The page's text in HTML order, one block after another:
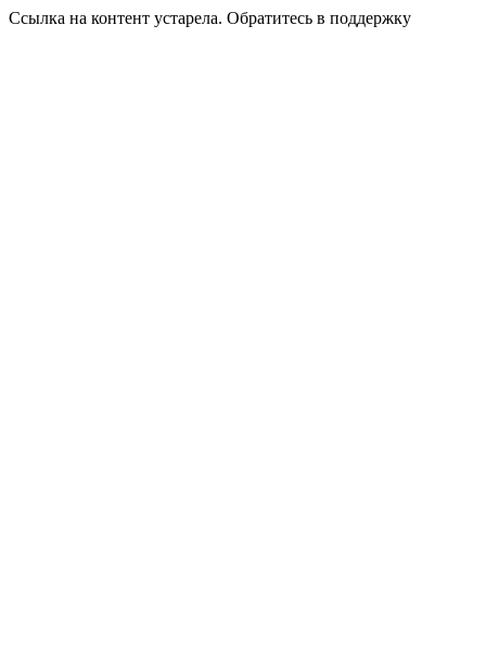
Ссылка на контент устарела. Обратитесь в поддержку